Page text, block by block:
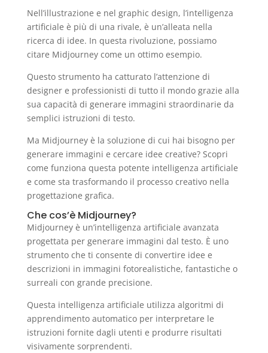
Nell’illustrazione e nel graphic design, l’intelligenza
artificiale è più di una rivale, è un’alleata nella
ricerca di idee. In questa rivoluzione, possiamo
citare Midjourney come un ottimo esempio.
Questo strumento ha catturato l’attenzione di
designer e professionisti di tutto il mondo grazie alla
sua capacità di generare immagini straordinarie da
semplici istruzioni di testo.
Ma Midjourney è la soluzione di cui hai bisogno per
generare immagini e cercare idee creative? Scopri
come funziona questa potente intelligenza artificiale
e come sta trasformando il processo creativo nella
progettazione grafica.
Che cos’è Midjourney?
Midjourney è un’intelligenza artificiale avanzata
progettata per generare immagini dal testo. È uno
strumento che ti consente di convertire idee e
descrizioni in immagini fotorealistiche, fantastiche o
surreali con grande precisione.
Questa intelligenza artificiale utilizza algoritmi di
apprendimento automatico per interpretare le
istruzioni fornite dagli utenti e produrre risultati
visivamente sorprendenti.